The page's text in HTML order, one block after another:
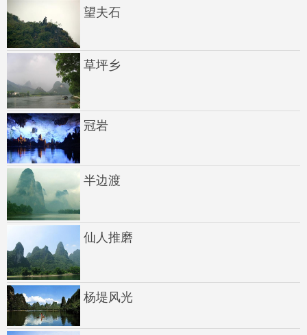
望夫石
草坪乡
冠岩
半边渡
仙人推磨
杨堤风光